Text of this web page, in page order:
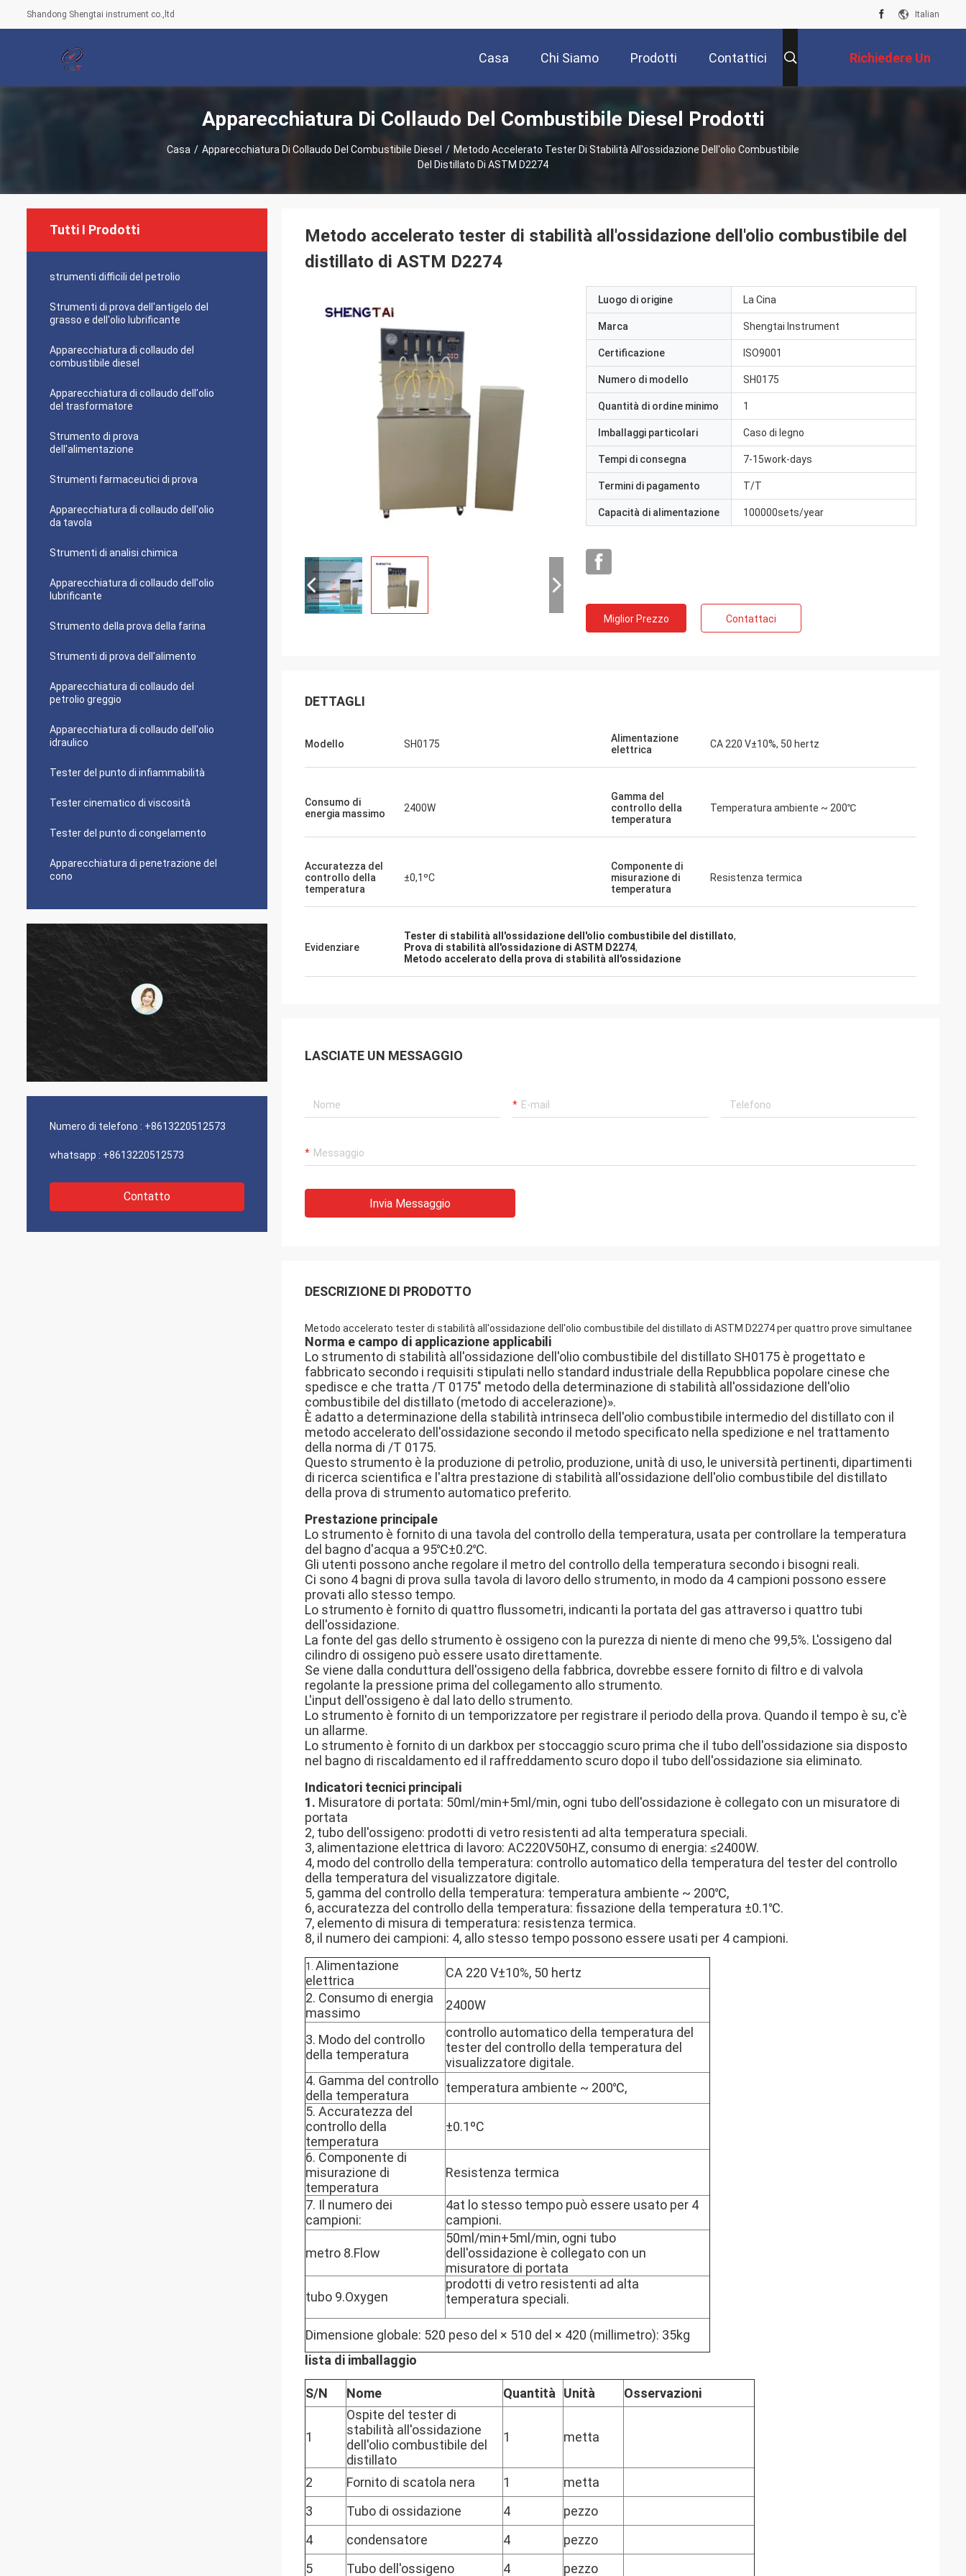
Shandong Shengtai instrument co.,ltd Italian
Casa Chi Siamo Prodotti Contattici Richiedere Un
Preventivo
Apparecchiatura Di Collaudo Del Combustibile Diesel Prodotti
Casa / Apparecchiatura Di Collaudo Del Combustibile Diesel / Metodo Accelerato Tester Di Stabilità All'ossidazione Dell'olio Combustibile
Del Distillato Di ASTM D2274
Tutti I Prodotti
strumenti difficili del petrolio
Strumenti di prova dell'antigelo del
grasso e dell'olio lubrificante
Apparecchiatura di collaudo del
combustibile diesel
Apparecchiatura di collaudo dell'olio
del trasformatore
Strumento di prova
dell'alimentazione
Strumenti farmaceutici di prova
Apparecchiatura di collaudo dell'olio
da tavola
Strumenti di analisi chimica
Apparecchiatura di collaudo dell'olio
lubrificante
Strumento della prova della farina
Strumenti di prova dell'alimento
Apparecchiatura di collaudo del
petrolio greggio
Apparecchiatura di collaudo dell'olio
idraulico
Tester del punto di infiammabilità
Tester cinematico di viscosità
Tester del punto di congelamento
Apparecchiatura di penetrazione del
cono
Numero di telefono : +8613220512573
whatsapp : +8613220512573
Contatto
Metodo accelerato tester di stabilità all'ossidazione dell'olio combustibile del
distillato di ASTM D2274
Luogo di origine La Cina
Marca Shengtai Instrument
Certificazione ISO9001
Numero di modello SH0175
Quantità di ordine minimo 1
Imballaggi particolari Caso di legno
Tempi di consegna 7-15work-days
Termini di pagamento T/T
Capacità di alimentazione 100000sets/year
Miglior Prezzo Contattaci
DETTAGLI
Modello SH0175
Alimentazione
elettrica
CA 220 V±10%, 50 hertz
Consumo di
energia massimo
2400W
Gamma del
controllo della
temperatura
Temperatura ambiente ~ 200℃
Accuratezza del
controllo della
temperatura
±0,1ºC
Componente di
misurazione di
temperatura
Resistenza termica
Evidenziare
Tester di stabilità all'ossidazione dell'olio combustibile del distillato,
Prova di stabilità all'ossidazione di ASTM D2274,
Metodo accelerato della prova di stabilità all'ossidazione
LASCIATE UN MESSAGGIO
Invia Messaggio
DESCRIZIONE DI PRODOTTO
Metodo accelerato tester di stabilità all'ossidazione dell'olio combustibile del distillato di ASTM D2274 per quattro prove simultanee
Norma e campo di applicazione applicabili
Lo strumento di stabilità all'ossidazione dell'olio combustibile del distillato SH0175 è progettato e
fabbricato secondo i requisiti stipulati nello standard industriale della Repubblica popolare cinese che
spedisce e che tratta /T 0175" metodo della determinazione di stabilità all'ossidazione dell'olio
combustibile del distillato (metodo di accelerazione)».
È adatto a determinazione della stabilità intrinseca dell'olio combustibile intermedio del distillato con il
metodo accelerato dell'ossidazione secondo il metodo specificato nella spedizione e nel trattamento
della norma di /T 0175.
Questo strumento è la produzione di petrolio, produzione, unità di uso, le università pertinenti, dipartimenti
di ricerca scientifica e l'altra prestazione di stabilità all'ossidazione dell'olio combustibile del distillato
della prova di strumento automatico preferito.
Prestazione principale
Lo strumento è fornito di una tavola del controllo della temperatura, usata per controllare la temperatura
del bagno d'acqua a 95℃±0.2℃.
Gli utenti possono anche regolare il metro del controllo della temperatura secondo i bisogni reali.
Ci sono 4 bagni di prova sulla tavola di lavoro dello strumento, in modo da 4 campioni possono essere
provati allo stesso tempo.
Lo strumento è fornito di quattro flussometri, indicanti la portata del gas attraverso i quattro tubi
dell'ossidazione.
La fonte del gas dello strumento è ossigeno con la purezza di niente di meno che 99,5%. L'ossigeno dal
cilindro di ossigeno può essere usato direttamente.
Se viene dalla conduttura dell'ossigeno della fabbrica, dovrebbe essere fornito di filtro e di valvola
regolante la pressione prima del collegamento allo strumento.
L'input dell'ossigeno è dal lato dello strumento.
Lo strumento è fornito di un temporizzatore per registrare il periodo della prova. Quando il tempo è su, c'è
un allarme.
Lo strumento è fornito di un darkbox per stoccaggio scuro prima che il tubo dell'ossidazione sia disposto
nel bagno di riscaldamento ed il raffreddamento scuro dopo il tubo dell'ossidazione sia eliminato.
Indicatori tecnici principali
1. Misuratore di portata: 50ml/min+5ml/min, ogni tubo dell'ossidazione è collegato con un misuratore di
portata
2, tubo dell'ossigeno: prodotti di vetro resistenti ad alta temperatura speciali.
3, alimentazione elettrica di lavoro: AC220V50HZ, consumo di energia: ≤2400W.
4, modo del controllo della temperatura: controllo automatico della temperatura del tester del controllo
della temperatura del visualizzatore digitale.
5, gamma del controllo della temperatura: temperatura ambiente ~ 200℃,
6, accuratezza del controllo della temperatura: fissazione della temperatura ±0.1℃.
7, elemento di misura di temperatura: resistenza termica.
8, il numero dei campioni: 4, allo stesso tempo possono essere usati per 4 campioni.
1. Alimentazione
elettrica
CA 220 V±10%, 50 hertz
2. Consumo di energia
massimo
2400W
3. Modo del controllo
della temperatura
controllo automatico della temperatura del
tester del controllo della temperatura del
visualizzatore digitale.
4. Gamma del controllo
della temperatura
temperatura ambiente ~ 200℃,
5. Accuratezza del
controllo della
temperatura
±0.1ºC
6. Componente di
misurazione di
temperatura
Resistenza termica
7. Il numero dei
campioni:
4at lo stesso tempo può essere usato per 4
campioni.
metro 8.Flow
50ml/min+5ml/min, ogni tubo
dell'ossidazione è collegato con un
misuratore di portata
tubo 9.Oxygen
prodotti di vetro resistenti ad alta
temperatura speciali.
Dimensione globale: 520 peso del × 510 del × 420 (millimetro): 35kg
lista di imballaggio
S/N Nome Quantità Unità Osservazioni
1
Ospite del tester di
stabilità all'ossidazione
dell'olio combustibile del
distillato
1 metta
2 Fornito di scatola nera 1
metta
3
Tubo di ossidazione 4
pezzo
4
condensatore 4
pezzo
5
Tubo dell'ossigeno 4 pezzo